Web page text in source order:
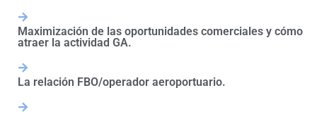
Maximización de las oportunidades comerciales y cómo
atraer la actividad GA.
La relación FBO/operador aeroportuario.